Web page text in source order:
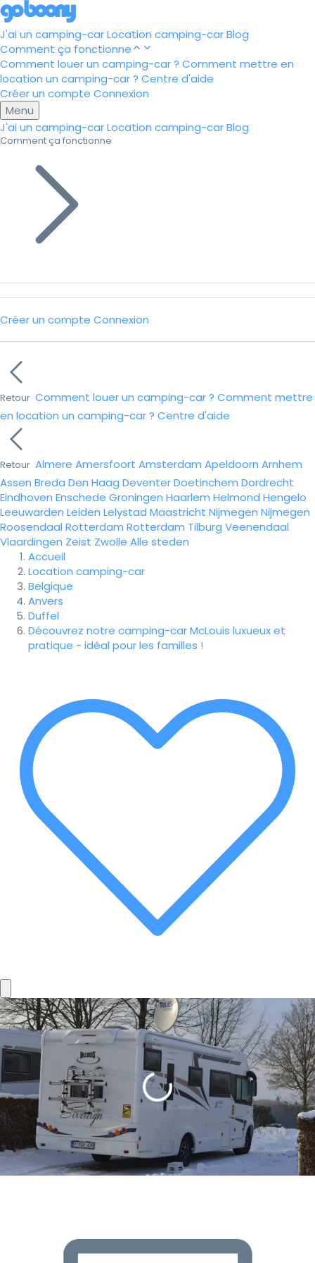
J'ai un camping-carLocation camping-carBlog
Comment ça fonctionne
Comment louer un camping-car ? Comment mettre en
location un camping-car ? Centre d'aide
Créer un compte Connexion
Menu
J'ai un camping-carLocation camping-carBlog
Comment ça fonctionne
Créer un compte Connexion
Retour Comment louer un camping-car ? Comment mettre
en location un camping-car ? Centre d'aide
Retour Almere Amersfoort Amsterdam Apeldoorn Arnhem
Assen Breda Den Haag DeventerDoetinchem Dordrecht
Eindhoven Enschede Groningen Haarlem Helmond Hengelo
Leeuwarden Leiden Lelystad Maastricht Nijmegen Nijmegen
Roosendaal Rotterdam Rotterdam Tilburg Veenendaal
Vlaardingen Zeist Zwolle Alle steden
Accueil
Location camping-car
Belgique
Anvers
Duffel
Découvrez notre camping-car McLouis luxueux et
pratique - idéal pour les familles !